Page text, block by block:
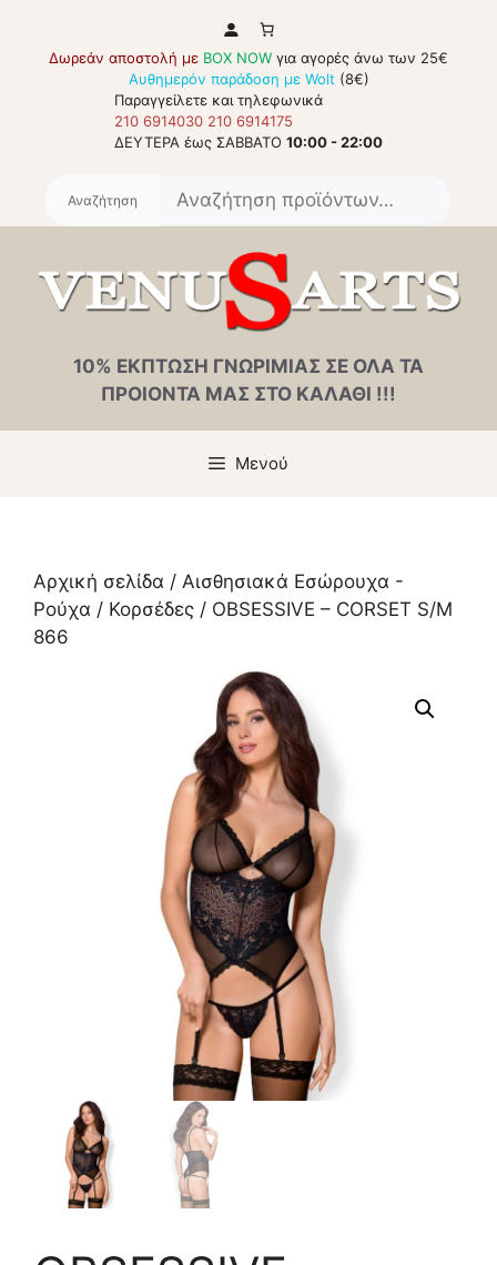
περιεχόμενο
Δωρεάν αποστολή με BOX NOW για αγορές άνω των 25€
Αυθημερόν παράδοση με Wolt (8€)
Παραγγείλετε και τηλεφωνικά
210 6914030 210 6914175
ΔΕΥΤΕΡΑ έως ΣΑΒΒΑΤΟ 10:00 - 22:00
10% ΕΚΠΤΩΣΗ ΓΝΩΡΙΜΙΑΣ ΣΕ ΟΛΑ ΤΑ
ΠΡΟΙΟΝΤΑ ΜΑΣ ΣΤΟ ΚΑΛΑΘΙ !!!
Μενού
Αρχική σελίδα / Αισθησιακά Εσώρουχα -
Ρούχα / Κορσέδες / OBSESSIVE – CORSET S/M
866